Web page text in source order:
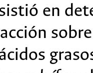
en
sobre